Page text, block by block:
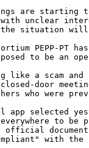
are starting
with unclear
situation will
PEPP-
to be an
a scam and
door
who were
selected
to be
with the